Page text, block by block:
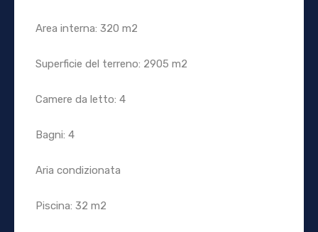
Area interna: 320 m2
Superficie del terreno: 2905 m2
Camere da letto: 4
Bagni: 4
Aria condizionata
Piscina: 32 m2